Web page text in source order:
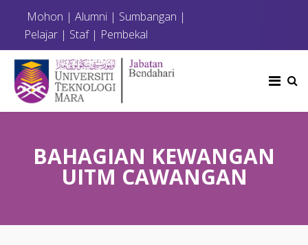
Mohon | Alumni | Sumbangan |
Pelajar | Staf| Pembekal
BAHAGIAN KEWANGAN
UITM CAWANGAN